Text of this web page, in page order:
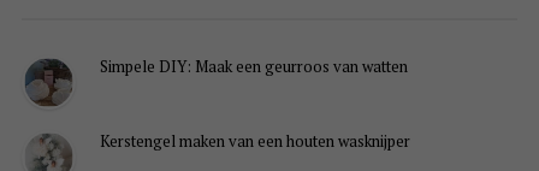
Simpele DIY: Maak een geurroos van watten
Kerstengel maken van een houten wasknijper